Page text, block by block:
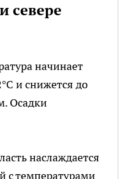
севере
начинает
и снижется до
Осадки
наслаждается
с температурами